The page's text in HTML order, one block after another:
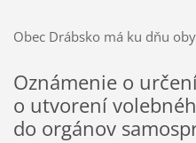
Obec Drábsko má ku dňu
Oznámenie o
o utvorení
do orgánov